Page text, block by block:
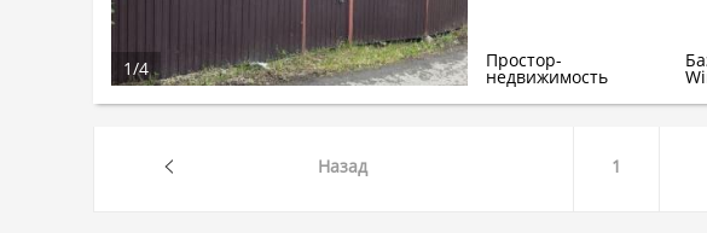
Простор-
недвижимость
1/4
Назад 1